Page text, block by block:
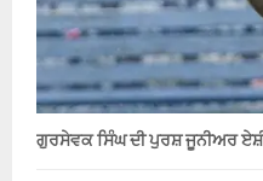
ਗੁਰਸੇਵਕ ਸਿੰਘ ਦੀ ਪੁਰਸ਼ ਜੂਨੀਅਰ